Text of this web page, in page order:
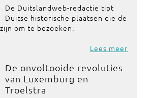
De Duitslandweb-redactie tipt
Duitse historische plaatsen die de
om te bezoeken.
Lees meer
De onvoltooide revoluties
van Luxemburg en
Troelstra